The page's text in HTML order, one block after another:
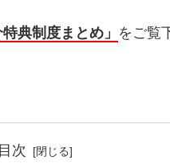
典制度まとめ」 をご覧
目次